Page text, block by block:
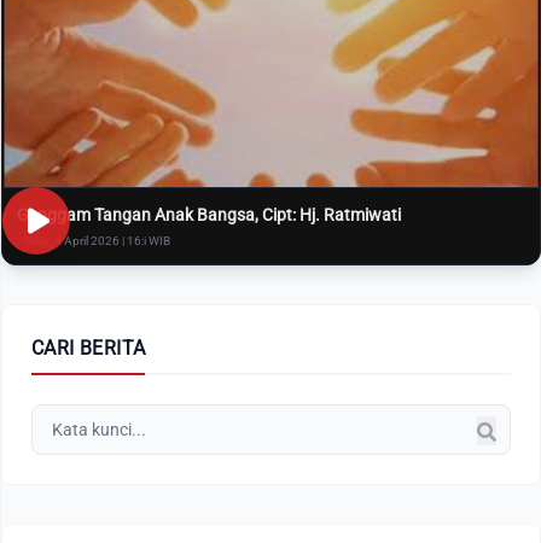
Genggam Tangan Anak Bangsa, Cipt: Hj. Ratmiwati
Rabu, 8 April 2026 | 16:i WIB
CARI BERITA